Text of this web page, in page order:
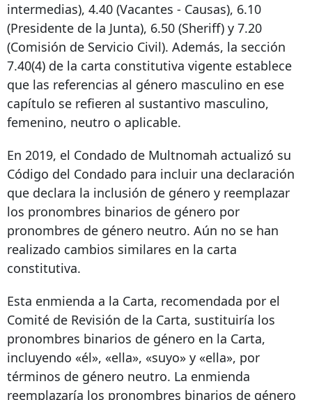
intermedias), 4.40 (Vacantes - Causas), 6.10
(Presidente de la Junta), 6.50 (Sheriff) y 7.20
(Comisión de Servicio Civil). Además, la sección
7.40(4) de la carta constitutiva vigente establece
que las referencias al género masculino en ese
capítulo se refieren al sustantivo masculino,
femenino, neutro o aplicable.
En 2019, el Condado de Multnomah actualizó su
Código del Condado para incluir una declaración
que declara la inclusión de género y reemplazar
los pronombres binarios de género por
pronombres de género neutro. Aún no se han
realizado cambios similares en la carta
constitutiva.
Esta enmienda a la Carta, recomendada por el
Comité de Revisión de la Carta, sustituiría los
pronombres binarios de género en la Carta,
incluyendo «él», «ella», «suyo» y «ella», por
términos de género neutro. La enmienda
reemplazaría los pronombres binarios de género